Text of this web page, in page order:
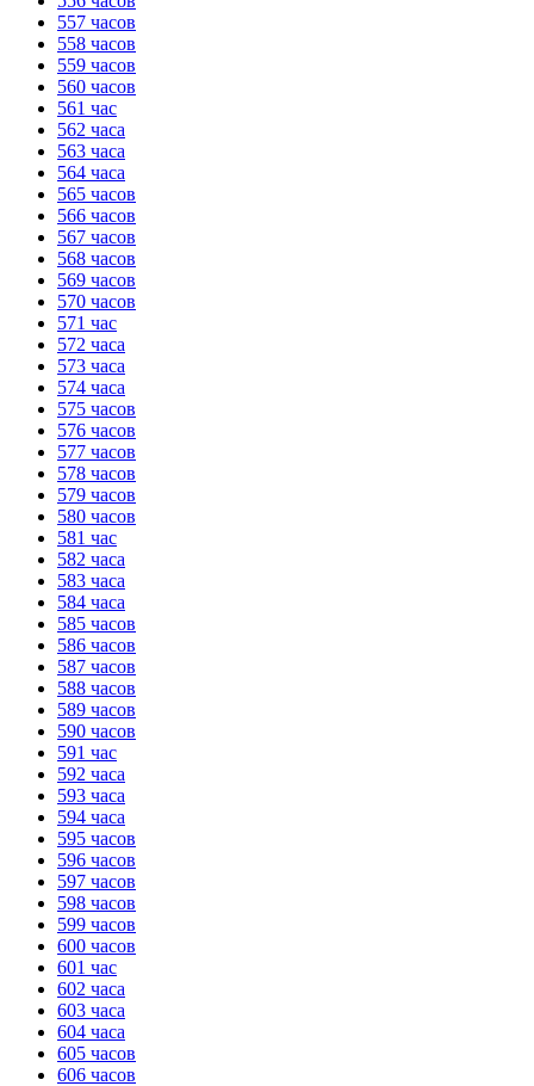
557 часов
558 часов
559 часов
560 часов
561 час
562 часа
563 часа
564 часа
565 часов
566 часов
567 часов
568 часов
569 часов
570 часов
571 час
572 часа
573 часа
574 часа
575 часов
576 часов
577 часов
578 часов
579 часов
580 часов
581 час
582 часа
583 часа
584 часа
585 часов
586 часов
587 часов
588 часов
589 часов
590 часов
591 час
592 часа
593 часа
594 часа
595 часов
596 часов
597 часов
598 часов
599 часов
600 часов
601 час
602 часа
603 часа
604 часа
605 часов
606 часов